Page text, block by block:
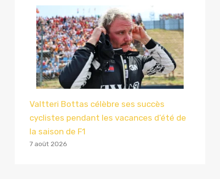
Valtteri Bottas célèbre ses succès
cyclistes pendant les vacances d’été de
la saison de F1
7 août 2026